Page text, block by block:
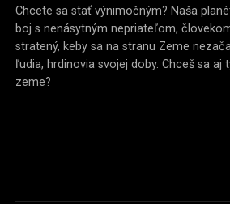
Chcete sa stať výnimočným? Naša
boj s nenásytným nepriateľom,
stratený, keby sa na stranu Zeme
ľudia, hrdinovia svojej doby. Chceš sa aj
zeme?